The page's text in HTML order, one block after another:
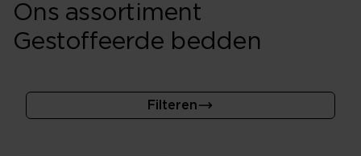
Ons assortiment
Gestoffeerde bedden
Filteren